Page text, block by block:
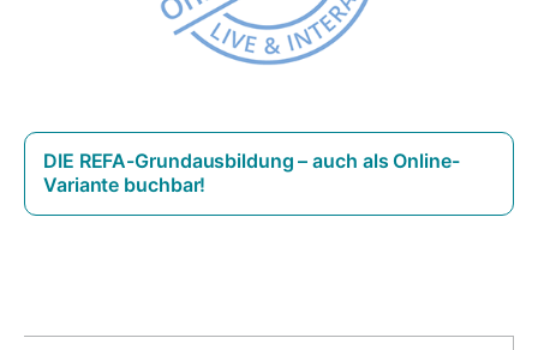
DIE REFA-Grundausbildung – auch als Online-
Variante buchbar!